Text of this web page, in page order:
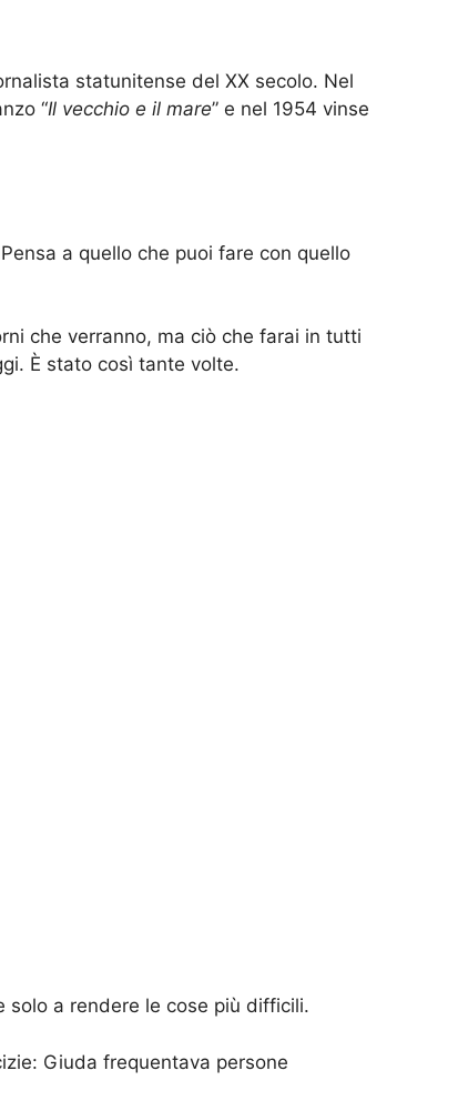
statunitense del XX secolo. Nel
“Il vecchio e il mare” e nel 1954 vinse
a quello che puoi fare con quello
che verranno, ma ciò che farai in tutti
È stato così tante volte.
solo a rendere le cose più difficili.
Giuda frequentava persone